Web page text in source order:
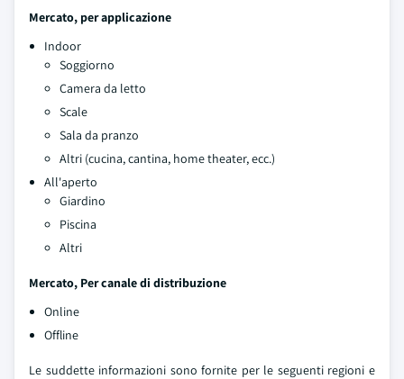
Mercato, per applicazione
Indoor
Soggiorno
Camera da letto
Scale
Sala da pranzo
Altri (cucina, cantina, home theater, ecc.)
All'aperto
Giardino
Piscina
Altri
Mercato, Per canale di distribuzione
Online
Offline
Le suddette informazioni sono fornite per le seguenti regioni e